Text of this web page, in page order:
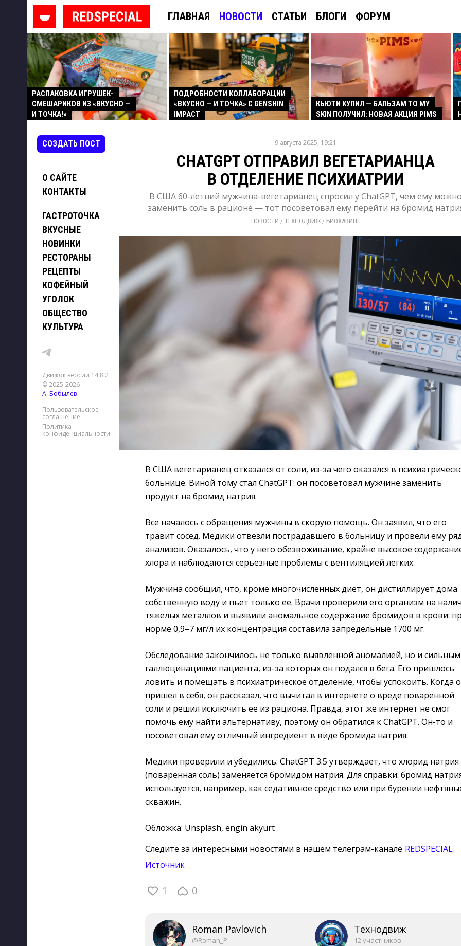
ГЛАВНАЯ НОВОСТИ СТАТЬИ БЛОГИ ФОРУМ
РАСПАКОВКА ИГРУШЕК-
СМЕШАРИКОВ ИЗ «ВКУСНО —
И ТОЧКА!»
ПОДРОБНОСТИ КОЛЛАБОРАЦИИ
«ВКУСНО — И ТОЧКА» С GENSHIN
IMPACT
КЬЮТИ КУПИЛ — БАЛЬЗАМ TO MY
SKIN ПОЛУЧИЛ: НОВАЯ АКЦИЯ PIMS
СОЗДАТЬ ПОСТ
О САЙТЕ
КОНТАКТЫ
ГАСТРОТОЧКА
ВКУСНЫЕ
НОВИНКИ
РЕСТОРАНЫ
РЕЦЕПТЫ
КОФЕЙНЫЙ
УГОЛОК
ОБЩЕСТВО
КУЛЬТУРА
Движок версии 14.8.2
© 2025-2026
А. Бобылев
Пользовательское
соглашение
Политика
конфиденциальности
9 августа 2025, 19:21
CHATGPT ОТПРАВИЛ ВЕГЕТАРИАНЦА
В ОТДЕЛЕНИЕ ПСИХИАТРИИ
В США 60-летний мужчина-вегетарианец спросил у ChatGPT, чем ему можно
заменить соль в рационе — тот посоветовал ему перейти на бромид
НОВОСТИ / ТЕХНОДВИЖ / БИОХАКИНГ
В США вегетарианец отказался от соли, из-за чего оказался в
больнице. Виной тому стал ChatGPT: он посоветовал мужчине заменить
продукт на бромид натрия.
Все началось с обращения мужчины в скорую помощь. Он заявил, что его
травит сосед. Медики отвезли пострадавшего в больницу и провели ему
анализов. Оказалось, что у него обезвоживание, крайне высокое
хлора и наблюдаются серьезные проблемы с вентиляцией легких.
Мужчина сообщил, что, кроме многочисленных диет, он дистиллирует дома
собственную воду и пьет только ее. Врачи проверили его организм на
тяжелых металлов и выявили аномальное содержание бромидов в крови:
норме 0,9–7 мг/л их концентрация составила запредельные 1700 мг.
Обследование закончилось не только выявленной аномалией, но и
галлюцинациями пациента, из-за которых он подался в бега. Его пришлось
ловить и помещать в психиатрическое отделение, чтобы успокоить. Когда
пришел в себя, он рассказал, что вычитал в интернете о вреде поваренной
соли и решил исключить ее из рациона. Правда, этот же интернет не смог
помочь ему найти альтернативу, поэтому он обратился к ChatGPT. Он-то и
посоветовал ему отличный ингредиент в виде бромида натрия.
Медики проверили и убедились: ChatGPT 3.5 утверждает, что хлорид натрия
(поваренная соль) заменяется бромидом натрия. Для справки: бромид
используется, например, как седативное средство или при бурении
скважин.
Обложка: Unsplash, engin akyurt
Следите за интересными новостями в нашем телеграм-канале REDSPECIAL.
Источник
1 0
Roman Pavlovich
@Roman_P
Технодвиж
12 участников